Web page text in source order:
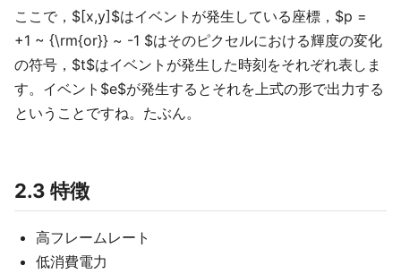
ここで，$[x,y]$はイベントが発生している座標，$p =
+1 ~ {\rm{or}} ~ -1 $はそのピクセルにおける輝度の変化
の符号，$t$はイベントが発生した時刻をそれぞれ表しま
す。イベント$e$が発生するとそれを上式の形で出力する
ということですね。たぶん。
2.3 特徴
高フレームレート
低消費電力